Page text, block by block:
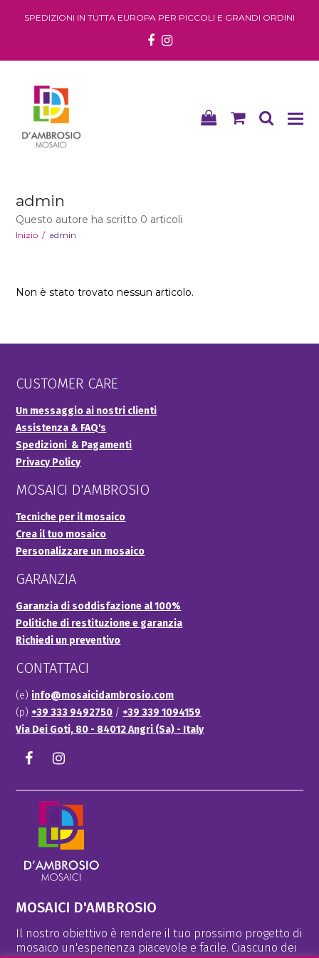
SPEDIZIONI IN TUTTA EUROPA PER PICCOLI E GRANDI ORDINI
Facebook
Instagram
shopping-
admin
Questo autore ha scritto 0 articoli
Inizio / admin
Non è stato trovato nessun articolo.
CUSTOMER CARE
Un messaggio ai nostri clienti
Assistenza & FAQ's
Spedizioni & Pagamenti
Privacy Policy
MOSAICI D'AMBROSIO
Tecniche per il mosaico
Crea il tuo mosaico
Personalizzare un mosaico
GARANZIA
Garanzia di soddisfazione al 100%
Politiche di restituzione e garanzia
Richiedi un preventivo
CONTATTACI
(e) info@mosaicidambrosio.com
(p) +39 333 9492750 / +39 339 1094159
Via Dei Goti, 80 - 84012 Angri (Sa) - Italy
Facebook
MOSAICI D'AMBROSIO
Il nostro obiettivo è rendere il tuo prossimo progetto di
mosaico un'esperienza piacevole e facile. Ciascuno dei